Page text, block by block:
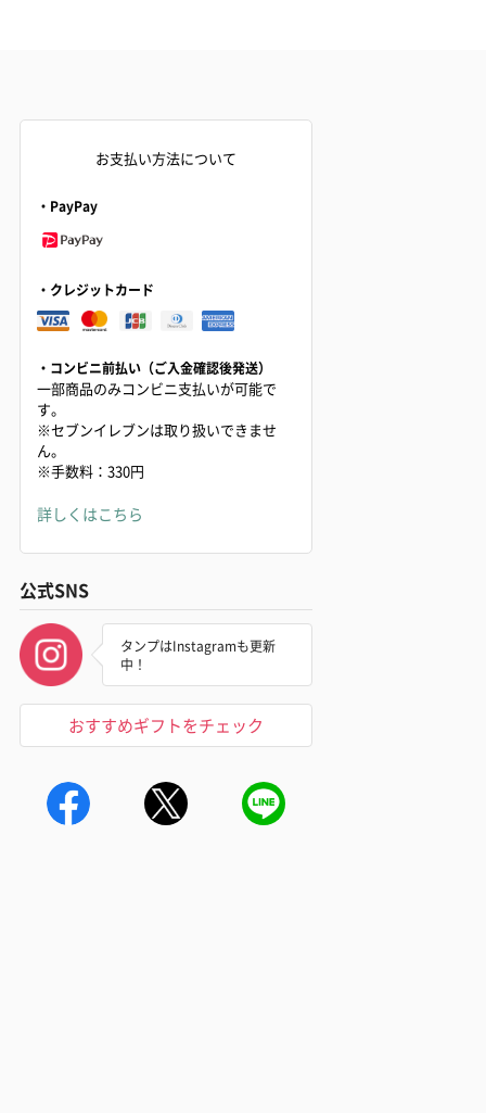
お支払い方法について
・PayPay
・クレジットカード
・コンビニ前払い（ご入金確認後発送）
一部商品のみコンビニ支払いが可能で
す。
※セブンイレブンは取り扱いできませ
ん。
※手数料：330円
詳しくはこちら
公式SNS
タンプはInstagramも更新
中！
おすすめギフトをチェック